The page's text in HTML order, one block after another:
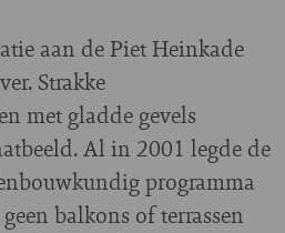
aan de Piet Heinkade
Strakke
met gladde gevels
Al in 2001 legde de
programma
balkons of terrassen